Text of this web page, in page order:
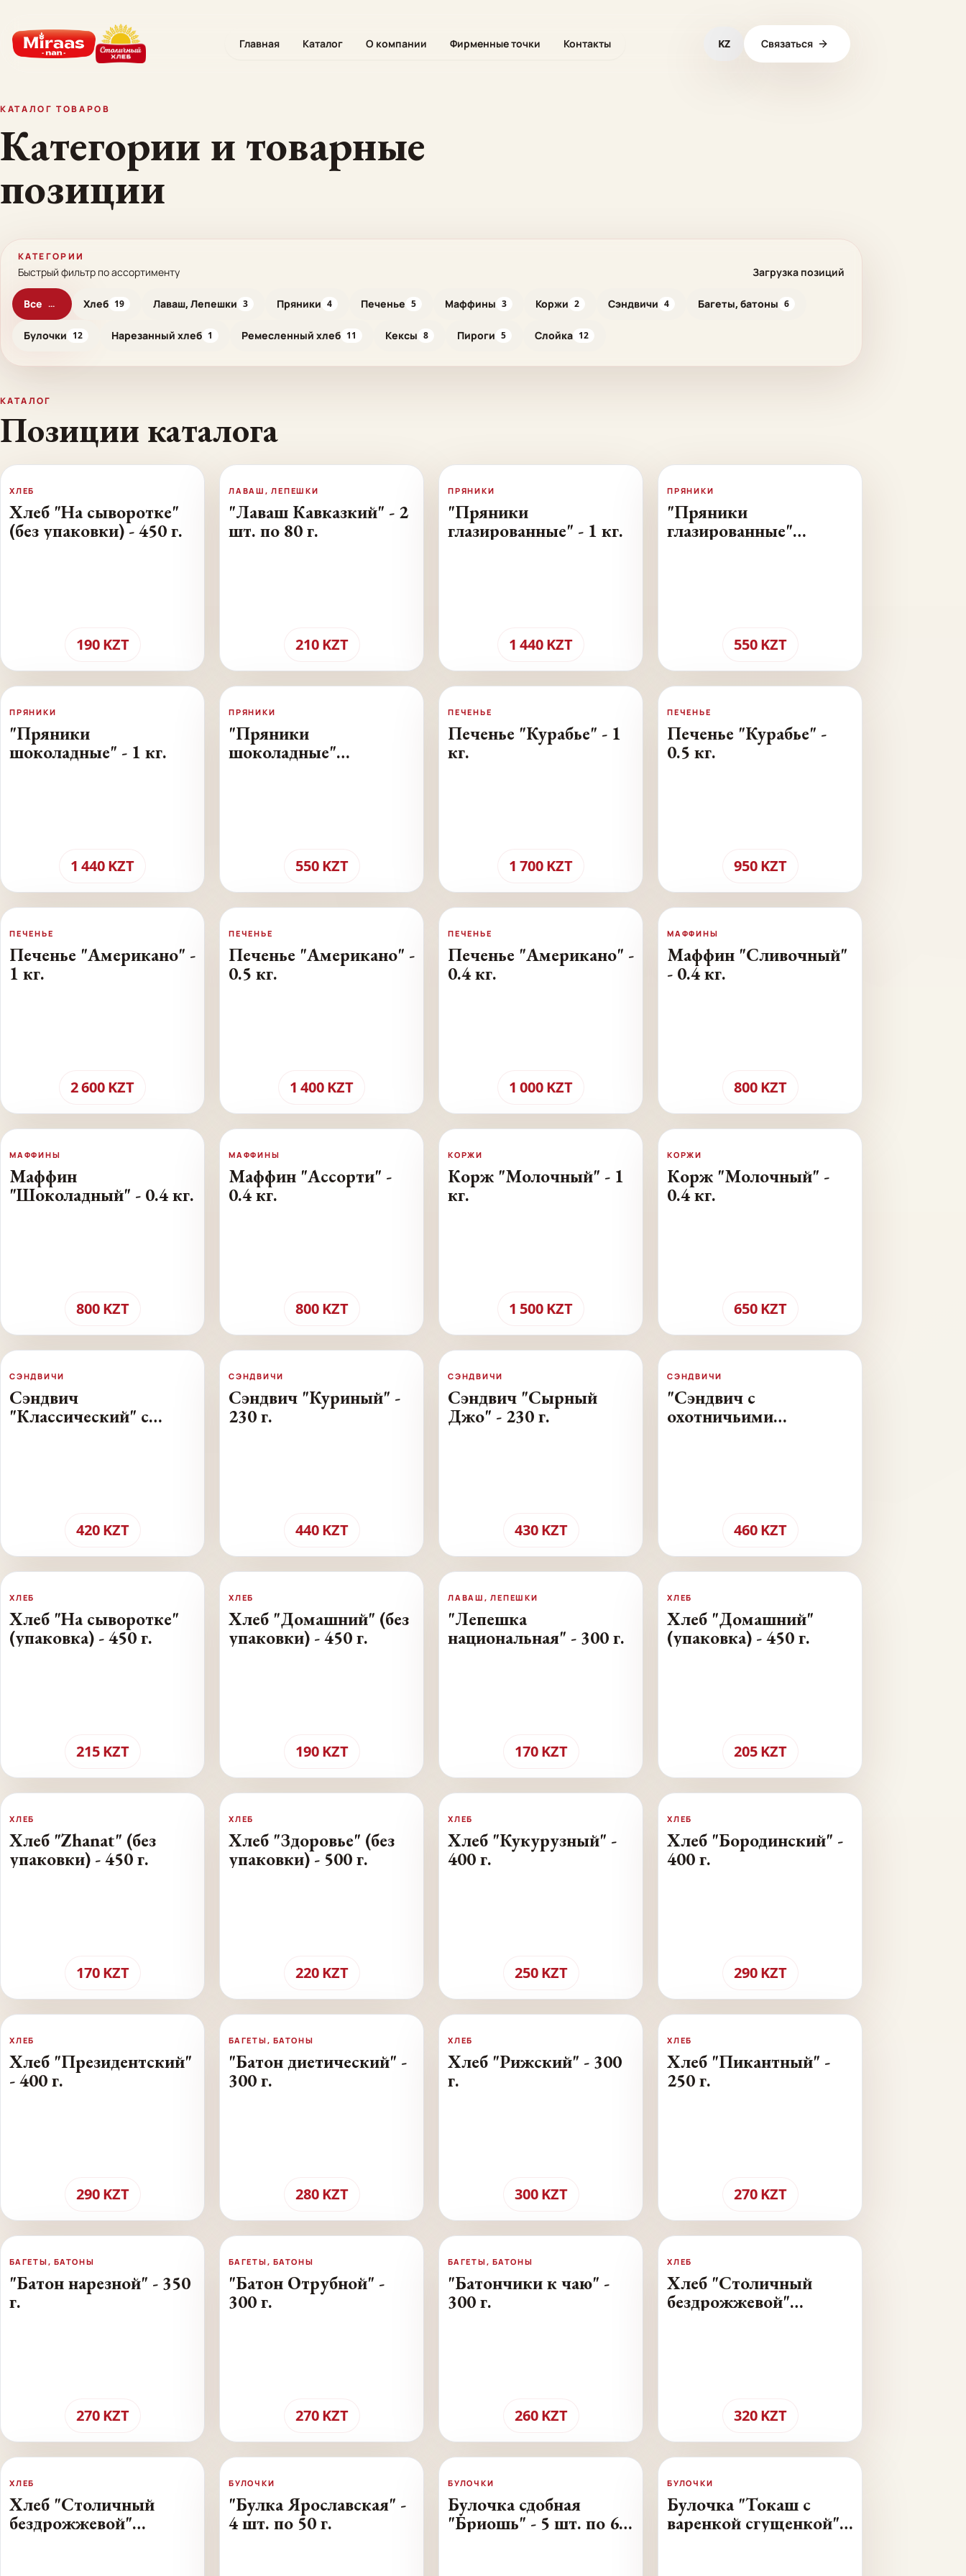
Главная Каталог О компании Фирменные точки Контакты KZ Связаться
КАТАЛОГ ТОВАРОВ
Категории и товарные
позиции
КАТЕГОРИИ
Быстрый фильтр по ассортименту Загрузка позиций
Все ... Хлеб 19 Лаваш, Лепешки 3 Пряники 4 Печенье 5 Маффины 3 Коржи 2 Сэндвичи 4 Багеты, батоны 6
Булочки 12 Нарезанный хлеб 1 Ремесленный хлеб 11 Кексы 8 Пироги 5 Слойка 12
КАТАЛОГ
Позиции каталога
ХЛЕБ
Хлеб "На сыворотке"
(без упаковки) - 450 г.
190 KZT
ЛАВАШ, ЛЕПЕШКИ
"Лаваш Кавказкий" - 2
шт. по 80 г.
210 KZT
ПРЯНИКИ
"Пряники
глазированные" - 1 кг.
1 440KZT
ПРЯНИКИ
"Пряники
глазированные"
550 KZT
ПРЯНИКИ
"Пряники
шоколадные" - 1 кг.
1 440KZT
ПРЯНИКИ
"Пряники
шоколадные"
550 KZT
ПЕЧЕНЬЕ
Печенье "Курабье" - 1
кг.
1 700KZT
ПЕЧЕНЬЕ
Печенье "Курабье" -
0.5 кг.
950 KZT
ПЕЧЕНЬЕ
Печенье "Американо" -
1 кг.
2 600KZT
ПЕЧЕНЬЕ
Печенье "Американо" -
0.5 кг.
1 400KZT
ПЕЧЕНЬЕ
Печенье "Американо" -
0.4 кг.
1 000KZT
МАФФИНЫ
Маффин "Сливочный"
- 0.4 кг.
800 KZT
МАФФИНЫ
Маффин
"Шоколадный" - 0.4 кг.
800 KZT
МАФФИНЫ
Маффин "Ассорти" -
0.4 кг.
800 KZT
КОРЖИ
Корж "Молочный" - 1
кг.
1 500KZT
КОРЖИ
Корж "Молочный" -
0.4 кг.
650 KZT
СЭНДВИЧИ
Сэндвич
"Классический" с
420 KZT
СЭНДВИЧИ
Сэндвич "Куриный" -
230 г.
440 KZT
СЭНДВИЧИ
Сэндвич "Сырный
Джо" - 230 г.
430 KZT
СЭНДВИЧИ
"Сэндвич с
охотничьими
460 KZT
ХЛЕБ
Хлеб "На сыворотке"
(упаковка) - 450 г.
215 KZT
ХЛЕБ
Хлеб "Домашний" (без
упаковки) - 450 г.
190 KZT
ЛАВАШ, ЛЕПЕШКИ
"Лепешка
национальная" - 300 г.
170 KZT
ХЛЕБ
Хлеб "Домашний"
(упаковка) - 450 г.
205 KZT
ХЛЕБ
Хлеб "Zhanat" (без
упаковки) - 450 г.
170 KZT
ХЛЕБ
Хлеб "Здоровье" (без
упаковки) - 500 г.
220 KZT
ХЛЕБ
Хлеб "Кукурузный" -
400 г.
250 KZT
ХЛЕБ
Хлеб "Бородинский" -
400 г.
290 KZT
ХЛЕБ
Хлеб "Президентский"
- 400 г.
290 KZT
БАГЕТЫ, БАТОНЫ
"Батон диетический" -
300 г.
280 KZT
ХЛЕБ
Хлеб "Рижский" - 300
г.
300 KZT
ХЛЕБ
Хлеб "Пикантный" -
250 г.
270 KZT
БАГЕТЫ, БАТОНЫ
"Батон нарезной" - 350
г.
270 KZT
БАГЕТЫ, БАТОНЫ
"Батон Отрубной" -
300 г.
270 KZT
БАГЕТЫ, БАТОНЫ
"Батончики к чаю" -
300 г.
260 KZT
ХЛЕБ
Хлеб "Столичный
бездрожжевой"
320 KZT
ХЛЕБ
Хлеб "Столичный
бездрожжевой"
БУЛОЧКИ
"Булка Ярославская" -
4 шт. по 50 г.
БУЛОЧКИ
Булочка сдобная
"Бриошь" - 5 шт. по 65
БУЛОЧКИ
Булочка "Токаш с
варенкой сгущенкой" -